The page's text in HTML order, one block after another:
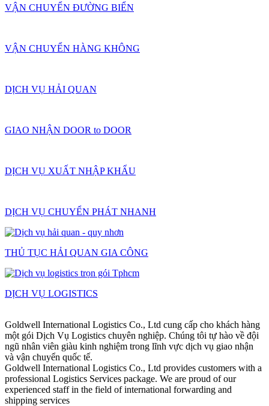
VẬN CHUYỂN ĐƯỜNG BIỂN
VẬN CHUYỂN HÀNG KHÔNG
DỊCH VỤ HẢI QUAN
GIAO NHẬN DOOR to DOOR
DỊCH VỤ XUẤT NHẬP KHẨU
DỊCH VỤ CHUYỂN PHÁT NHANH
THỦ TỤC HẢI QUAN GIA CÔNG
DỊCH VỤ LOGISTICS
Goldwell International Logistics Co., Ltd cung cấp cho khách hàng
một gói Dịch Vụ Logistics chuyên nghiệp. Chúng tôi tự hào về đội
ngũ nhân viên giàu kinh nghiệm trong lĩnh vực dịch vụ giao nhận
và vận chuyển quốc tế.
Goldwell International Logistics Co., Ltd provides customers with a
professional Logistics Services package. We are proud of our
experienced staff in the field of international forwarding and
shipping services